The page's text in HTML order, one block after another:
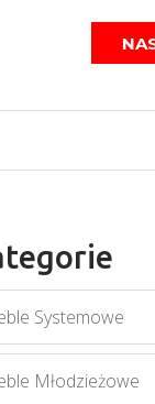
Systemowe
Młodzieżowe